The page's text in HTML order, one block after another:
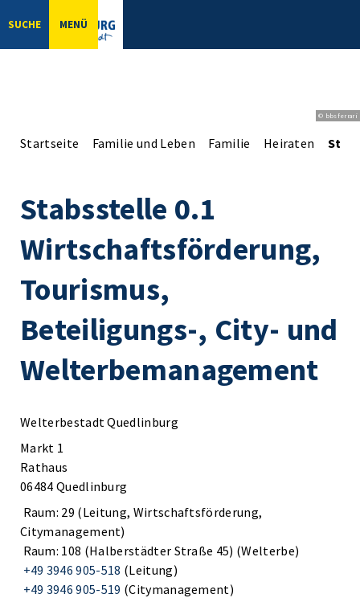
SUCHE MENÜ
© bbsferrari
Startseite Familie und Leben Familie Heiraten
Stabsstelle 0.1
Wirtschaftsförderung,
Tourismus,
Beteiligungs-, City- und
Welterbemanagement
Welterbestadt Quedlinburg
Markt 1
Rathaus
06484 Quedlinburg
Raum: 29 (Leitung, Wirtschaftsförderung,
Citymanagement)
Raum: 108 (Halberstädter Straße 45) (Welterbe)
+49 3946 905-518 (Leitung)
+49 3946 905-519 (Citymanagement)